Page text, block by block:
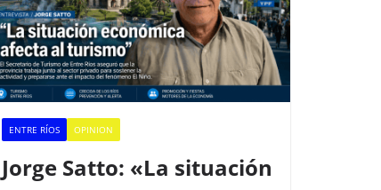
ENTRE RÍOS OPINION
Jorge Satto: «La situación